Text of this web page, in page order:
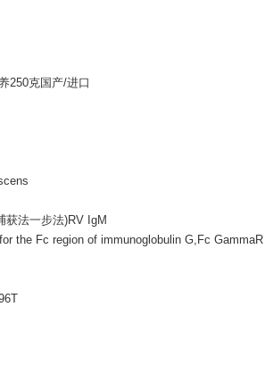
250克国产/进口
获法一步法)RV IgM
the Fc region of immunoglobulin G,Fc GammaR